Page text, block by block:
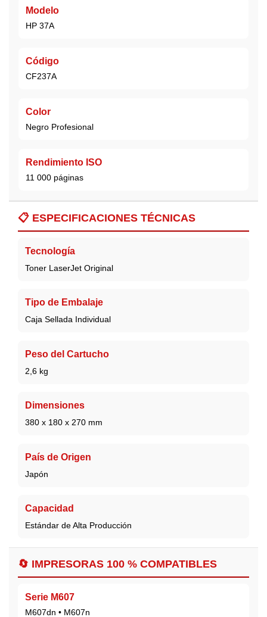
Modelo
HP 37A
Código
CF237A
Color
Negro Profesional
Rendimiento ISO
11 000 páginas
📋 ESPECIFICACIONES TÉCNICAS
Tecnología
Toner LaserJet Original
Tipo de Embalaje
Caja Sellada Individual
Peso del Cartucho
2,6 kg
Dimensiones
380 x 180 x 270 mm
País de Origen
Japón
Capacidad
Estándar de Alta Producción
🔄 IMPRESORAS 100 % COMPATIBLES
Serie M607
M607dn • M607n